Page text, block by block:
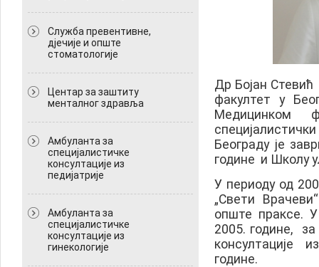
Служба превентивне,
дјечије и опште
стоматологије
Центар за заштиту
менталног здравља
Амбуланта за
специјалистичке
консултације из
педијатрије
Амбуланта за
специјалистичке
консултације из
гинекологије
Др Бојан Стевић
факултет у
Медицинком
Београду је
године и Школу
У периоду од
„Свети
опште праксе.
2005. године,
консултације
године.